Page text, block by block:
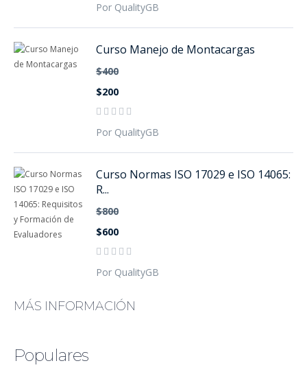
Por QualityGB
Curso Manejo de Montacargas
$400
$200
Por QualityGB
Curso Normas ISO 17029 e ISO 14065:
R...
$800
$600
Por QualityGB
MÁS INFORMACIÓN
Populares